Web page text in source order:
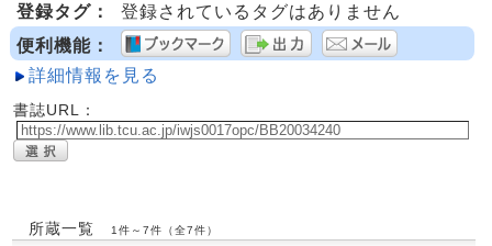
登録タグ：
登録されているタグはありません
便利機能：
詳細情報を見る
書誌URL：
所蔵一覧 1件～7件（全7件）